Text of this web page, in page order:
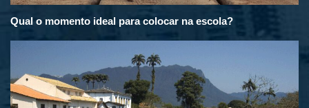
Qual o momento ideal para colocar na escola?